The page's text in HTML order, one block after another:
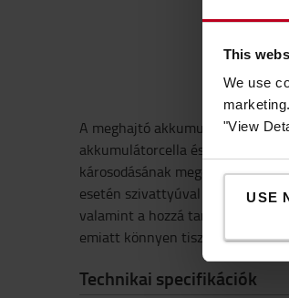
This
We use
"View
USE
A meghajtó akkumulátorok
akkumulátorcella és az
károsodásának megelőzése
esetén szivattyúval szabályozni
valamint a hozzá tartozó csövek
emiatt könnyen tisztítható.
Technikai specifikációk